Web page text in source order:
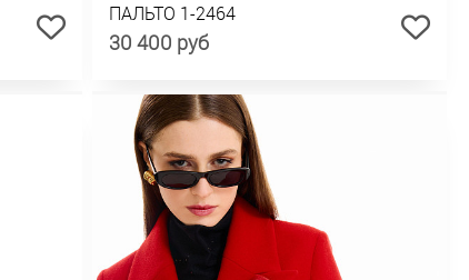
ПАЛЬТО 1-2464
30 400 руб